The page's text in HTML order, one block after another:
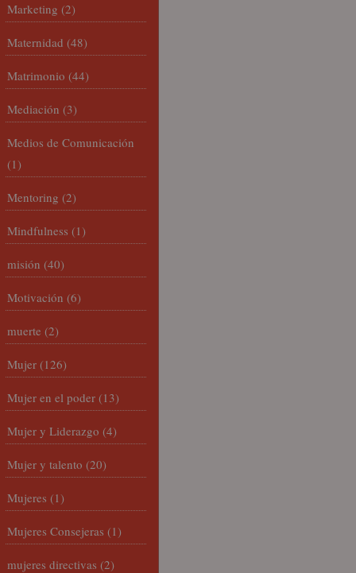
Marketing (2)
Maternidad (48)
Matrimonio (44)
Mediación (3)
Medios de Comunicación
(1)
Mentoring (2)
Mindfulness (1)
misión (40)
Motivación (6)
muerte (2)
Mujer (126)
Mujer en el poder (13)
Mujer y Liderazgo (4)
Mujer y talento (20)
Mujeres (1)
Mujeres Consejeras (1)
mujeres directivas (2)